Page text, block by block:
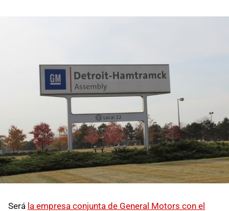
Será la empresa conjunta de General Motors con el